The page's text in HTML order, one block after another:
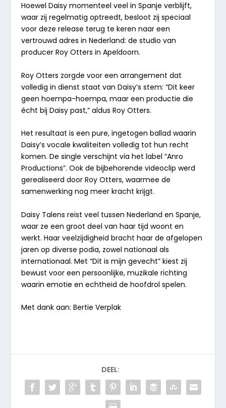
Hoewel Daisy momenteel veel in Spanje verblijft,
waar zij regelmatig optreedt, besloot zij speciaal
voor deze release terug te keren naar een
vertrouwd adres in Nederland: de studio van
producer Roy Otters in Apeldoorn.
Roy Otters zorgde voor een arrangement dat
volledig in dienst staat van Daisy’s stem:“Dit keer
geen hoempa-hoempa, maar een productie die
écht bij Daisy past,”aldus Roy Otters.
Het resultaat is een pure, ingetogen ballad waarin
Daisy’s vocale kwaliteiten volledig tot hun recht
komen. De single verschijnt via het label “Anro
Productions”. Ook de bijbehorende videoclip werd
gerealiseerd door Roy Otters, waarmee de
samenwerking nog meer kracht krijgt.
Daisy Talens reist veel tussen Nederland en Spanje,
waar ze een groot deel van haar tijd woont en
werkt. Haar veelzijdigheid bracht haar de afgelopen
jaren op diverse podia, zowel nationaal als
internationaal. Met “Dit is mijn gevecht” kiest zij
bewust voor een persoonlijke, muzikale richting
waarin emotie en echtheid de hoofdrol spelen.
Met dank aan: Bertie Verplak
DEEL: